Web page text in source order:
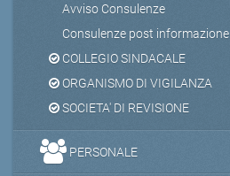
Avviso Consulenze
Consulenze post informazione
COLLEGIO SINDACALE
ORGANISMO DI VIGILANZA
SOCIETA' DI REVISIONE
PERSONALE